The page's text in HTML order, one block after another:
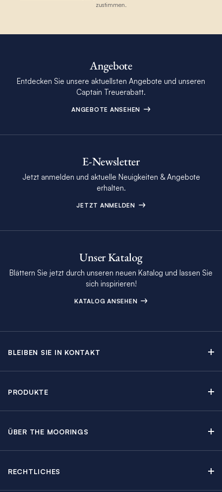
zustimmen.
Angebote
Entdecken Sie unsere aktuellsten Angebote und unseren
Captain Treuerabatt.
ANGEBOTE ANSEHEN
E-Newsletter
Jetzt anmelden und aktuelle Neuigkeiten & Angebote
erhalten.
JETZT ANMELDEN
Unser Katalog
Blättern Sie jetzt durch unseren neuen Katalog und lassen Sie
sich inspirieren!
KATALOG ANSEHEN
BLEIBEN SIE IN KONTAKT
The Moorings Revierführer
PRODUKTE
Yachtcharter mit Skipper
ÜBER THE MOORINGS
RECHTLICHES